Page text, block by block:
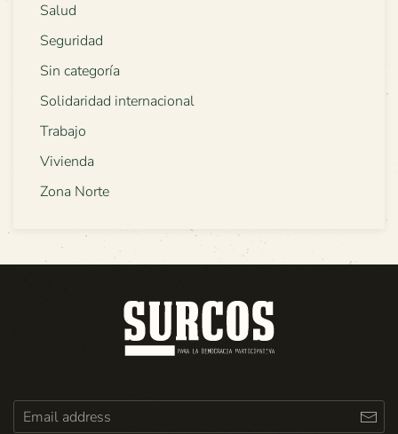
Salud
Seguridad
Sin categoría
Solidaridad internacional
Trabajo
Vivienda
Zona Norte